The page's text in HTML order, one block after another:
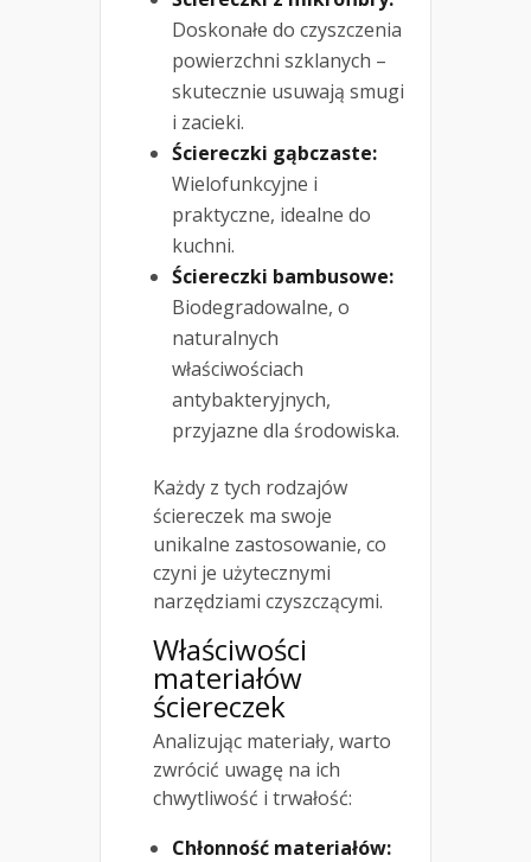
Doskonałe do czyszczenia
powierzchni szklanych –
skutecznie usuwają smugi
i zacieki.
Ściereczki gąbczaste:
Wielofunkcyjne i
praktyczne, idealne do
kuchni.
Ściereczki bambusowe:
Biodegradowalne, o
naturalnych
właściwościach
antybakteryjnych,
przyjazne dla środowiska.
Każdy z tych rodzajów
ściereczek ma swoje
unikalne zastosowanie, co
czyni je użytecznymi
narzędziami czyszczącymi.
Właściwości
materiałów
ściereczek
Analizując materiały, warto
zwrócić uwagę na ich
chwytliwość i trwałość:
Chłonność materiałów: